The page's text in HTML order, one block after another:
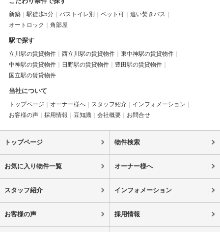
新築 駅徒歩5分 バストイレ別 ペット可
追い焚きバス
オートロック
角部屋
駅で探す
立川駅の賃貸物件 西立川駅の賃貸物件
東中神駅の賃貸物件
中神駅の賃貸物件
日野駅の賃貸物件
豊田駅の賃貸物件
国立駅の賃貸物件
当社について
トップページ オーナー様へ スタッフ紹介
インフォメーション
お客様の声
採用情報 豆知識 会社概要 お問合せ
トップページ 物件検索
お気に入り物件一覧 オーナー様へ
スタッフ紹介 インフォメーション
お客様の声 採用情報